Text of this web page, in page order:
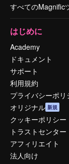
すべてのMagnific
はじめに
Academy
ドキュメント
サポート
利用規約
プライバシーポリ
オリジナル 新規
クッキーポリシー
トラストセンター
アフィリエイト
法人向け